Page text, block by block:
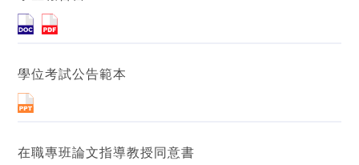
學位考試公告範本
在職專班論文指導教授同意書